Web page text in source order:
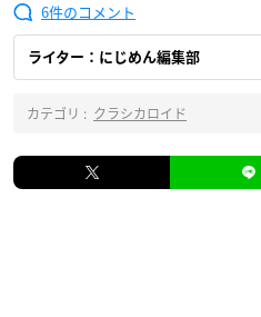
6
ライター：にじめん編集部
カテゴリ : クラシカロイド